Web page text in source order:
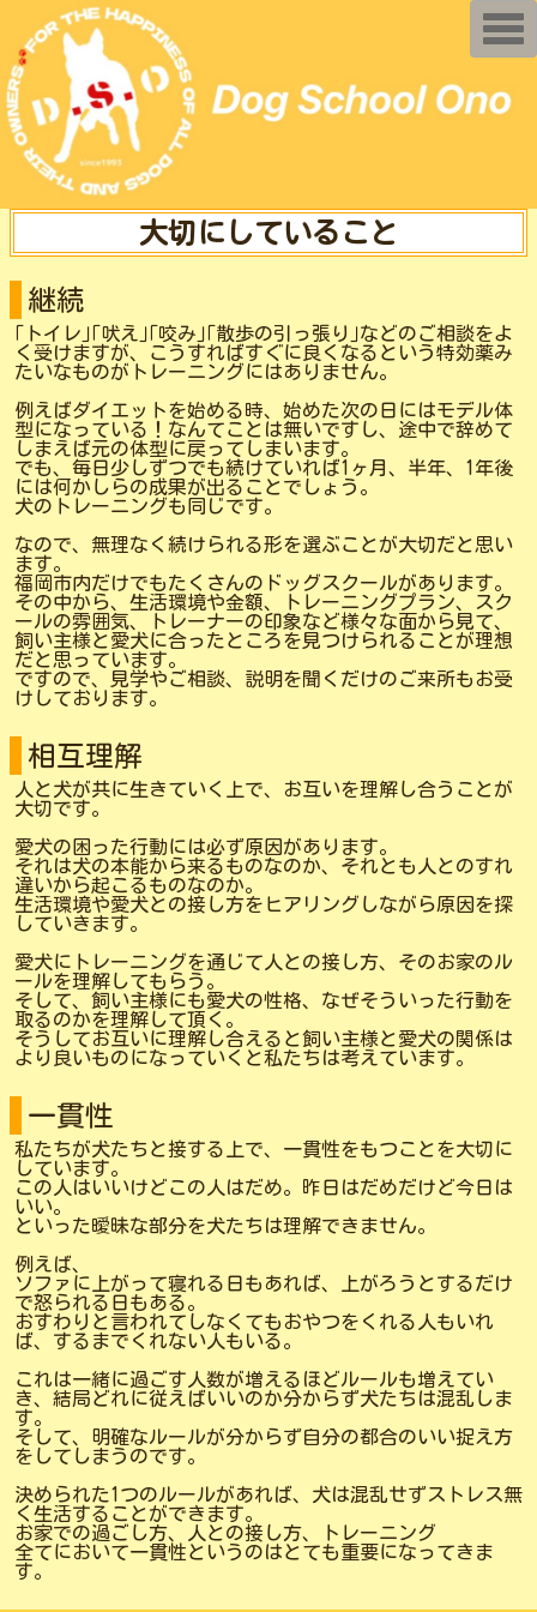
大切にしていること
継続
｢トイレ｣｢吠え｣｢咬み｣｢散歩の引っ張り｣などのご相談をよ
く受けますが、こうすればすぐに良くなるという特効薬み
たいなものがトレーニングにはありません。
例えばダイエットを始める時、始めた次の日にはモデル体
型になっている！なんてことは無いですし、途中で辞めて
しまえば元の体型に戻ってしまいます。
でも、毎日少しずつでも続けていれば1ヶ月、半年、1年後
には何かしらの成果が出ることでしょう。
犬のトレーニングも同じです。
なので、無理なく続けられる形を選ぶことが大切だと思い
ます。
福岡市内だけでもたくさんのドッグスクールがあります。
その中から、生活環境や金額、トレーニングプラン、スク
ールの雰囲気、トレーナーの印象など様々な面から見て、
飼い主様と愛犬に合ったところを見つけられることが理想
だと思っています。
ですので、見学やご相談、説明を聞くだけのご来所もお受
けしております。
相互理解
人と犬が共に生きていく上で、お互いを理解し合うことが
大切です。
愛犬の困った行動には必ず原因があります。
それは犬の本能から来るものなのか、それとも人とのすれ
違いから起こるものなのか。
生活環境や愛犬との接し方をヒアリングしながら原因を探
していきます。
愛犬にトレーニングを通じて人との接し方、そのお家のル
ールを理解してもらう。
そして、飼い主様にも愛犬の性格、なぜそういった行動を
取るのかを理解して頂く。
そうしてお互いに理解し合えると飼い主様と愛犬の関係は
より良いものになっていくと私たちは考えています。
一貫性
私たちが犬たちと接する上で、一貫性をもつことを大切に
しています。
この人はいいけどこの人はだめ。昨日はだめだけど今日は
いい。
といった曖昧な部分を犬たちは理解できません。
例えば、
ソファに上がって寝れる日もあれば、上がろうとするだけ
で怒られる日もある。
おすわりと言われてしなくてもおやつをくれる人もいれ
ば、するまでくれない人もいる。
これは一緒に過ごす人数が増えるほどルールも増えてい
き、結局どれに従えばいいのか分からず犬たちは混乱しま
す。
そして、明確なルールが分からず自分の都合のいい捉え方
をしてしまうのです。
決められた1つのルールがあれば、犬は混乱せずストレス無
く生活することができます。
お家での過ごし方、人との接し方、トレーニング
全てにおいて一貫性というのはとても重要になってきま
す。
T
o
g
l
e
a
i